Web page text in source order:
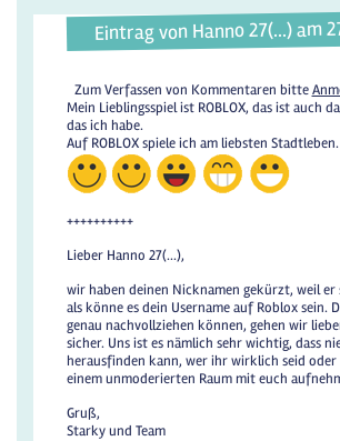
Eintrag von Hanno 27(...) am
Zum Verfassen von Kommentaren bitte
Mein Lieblingsspiel ist ROBLOX, das ist auch
das ich habe.
Auf ROBLOX spiele ich am liebsten Stadtleben.
++++++++++
Lieber Hanno 27(...),
wir haben deinen Nicknamen gekürzt, weil er
als könne es dein Username auf Roblox sein.
genau nachvollziehen können, gehen wir
sicher. Uns ist es nämlich sehr wichtig, dass
herausfinden kann, wer ihr wirklich seid
einem unmoderierten Raum mit euch
Gruß,
Starky und Team